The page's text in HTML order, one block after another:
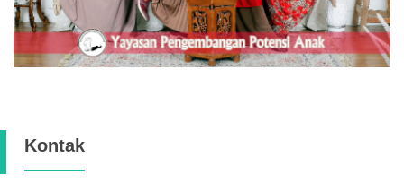
Kontak